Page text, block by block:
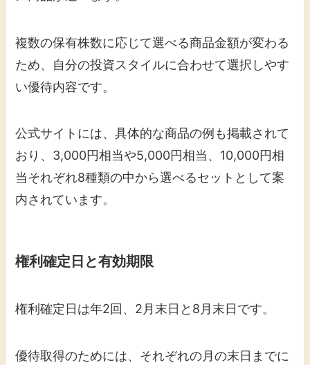
複数の保有株数に応じて選べる商品金額が変わる
ため、自分の投資スタイルに合わせて選択しやす
い優待内容です。
公式サイトには、具体的な商品の例も掲載されて
おり、3,000円相当や5,000円相当、10,000円相
当それぞれ8種類の中から選べるセットとして案
内されています。
権利確定日と有効期限
権利確定日は年2回、2月末日と8月末日です。
優待取得のためには、それぞれの月の末日までに